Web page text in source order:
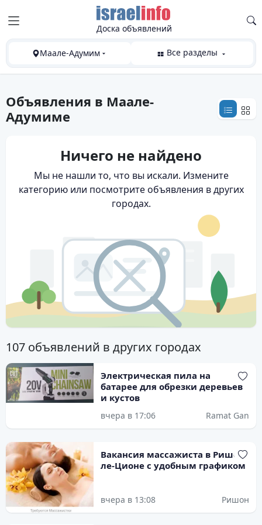
Доска объявлений
Маале-Адумим Все разделы
Объявления в Маале-
Адумиме
Ничего не найдено
Мы не нашли то, что вы искали. Измените
категорию или посмотрите объявления в других
городах.
107 объявлений в других городах
Электрическая пила на
батарее для обрезки деревьев
и кустов
вчера в 17:06 Ramat Gan
Вакансия массажиста в Ришон-
ле-Ционе с удобным графиком
вчера в 13:08 Ришон